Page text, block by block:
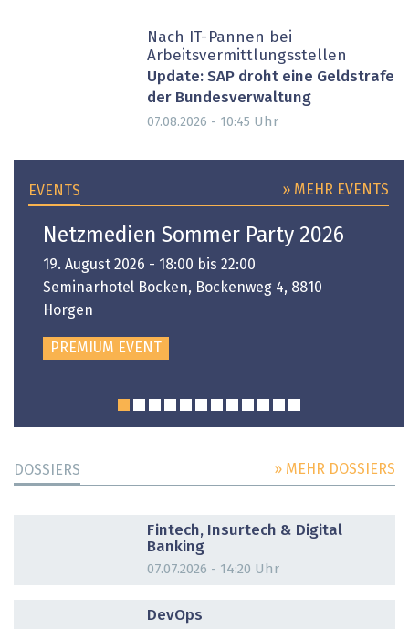
Nach IT-Pannen bei
Arbeitsvermittlungsstellen
Update: SAP droht eine Geldstrafe
der Bundesverwaltung
07.08.2026 - 10:45 Uhr
EVENTS » MEHR EVENTS
Netzmedien Sommer Party 2026
19. August 2026 - 18:00 bis 22:00
Seminarhotel Bocken, Bockenweg 4, 8810
Horgen
PREMIUM EVENT
DOSSIERS » MEHR DOSSIERS
Fintech, Insurtech & Digital
Banking
07.07.2026 - 14:20 Uhr
DevOps